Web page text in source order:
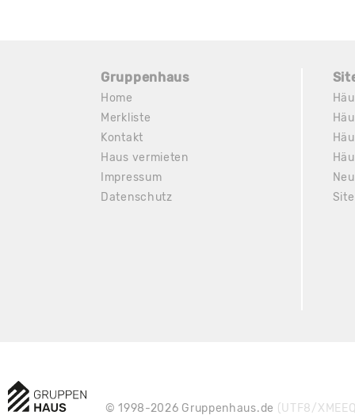
Gruppenhaus
Home
Merkliste
Kontakt
Haus vermieten
Impressum
Datenschutz
© 1998-2026 Gruppenhaus.de (UTF8/